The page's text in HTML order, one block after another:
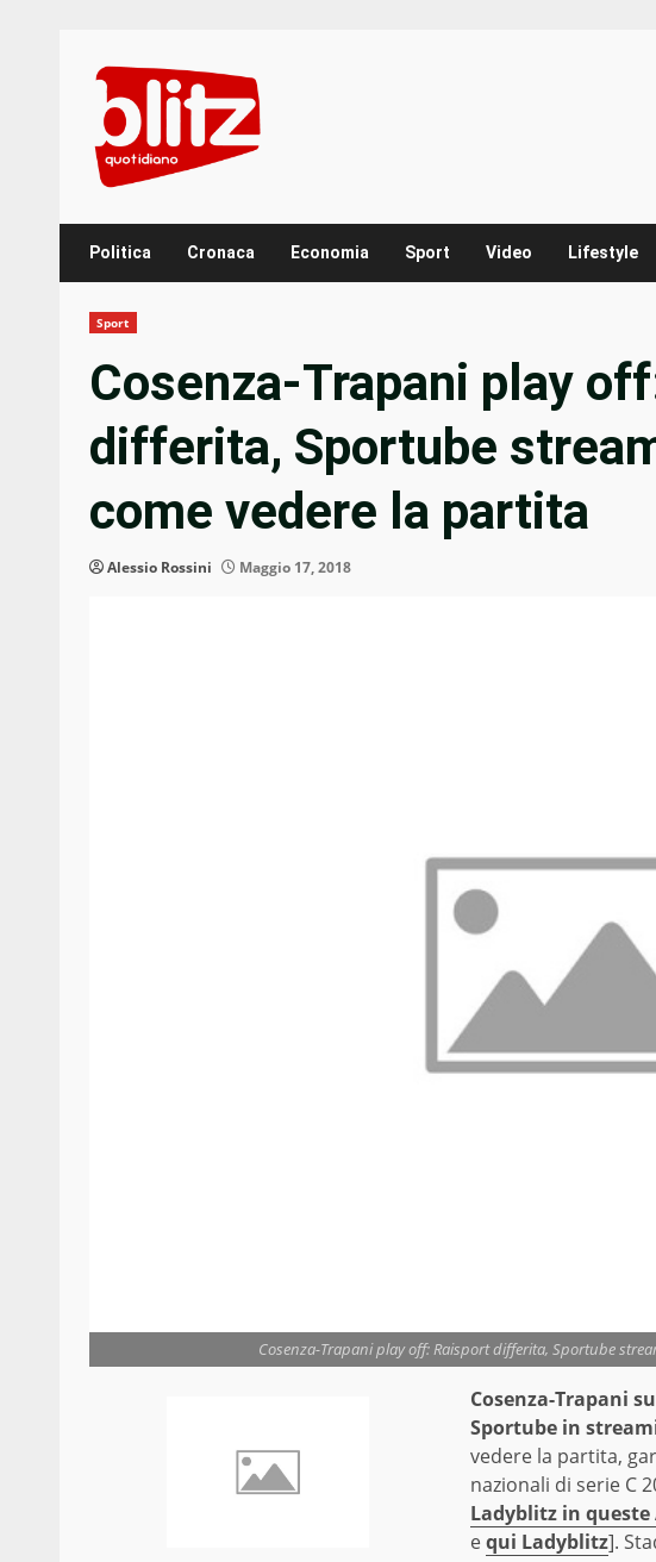
content
Politica Cronaca Economia Sport Video Lifestyle
Sport
Cosenza-Trapani play
differita, Sportube
come vedere la partita
Alessio Rossini Maggio 17, 2018
Cosenza-Trapani play off: Raisport differita, Sportube
Cosenza-Trapani
Sportube in
vedere la partita,
nazionali di serie C
Ladyblitz in
equi Ladyblitz].